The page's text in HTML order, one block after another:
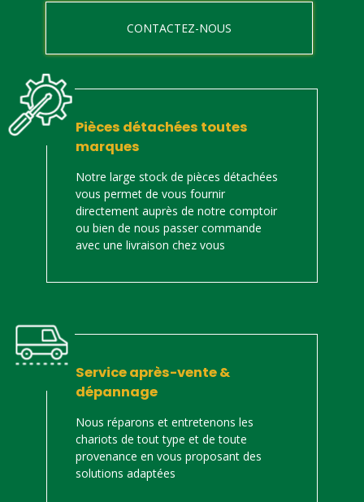
CONTACTEZ-NOUS
Pièces détachées toutes
marques
Notre large stock de pièces détachées
vous permet de vous fournir
directement auprès de notre comptoir
ou bien de nous passer commande
avec une livraison chez vous
Service après-vente &
dépannage
Nous réparons et entretenons les
chariots de tout type et de toute
provenance en vous proposant des
solutions adaptées